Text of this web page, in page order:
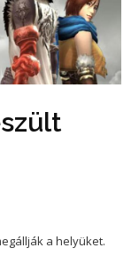
a helyüket.